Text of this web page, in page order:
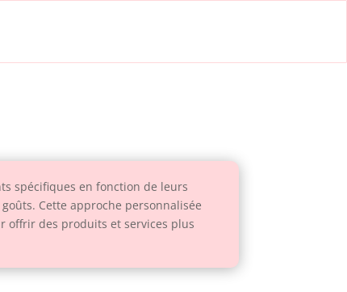
spécifiques en fonction de leurs
Cette approche personnalisée
offrir des produits et services plus